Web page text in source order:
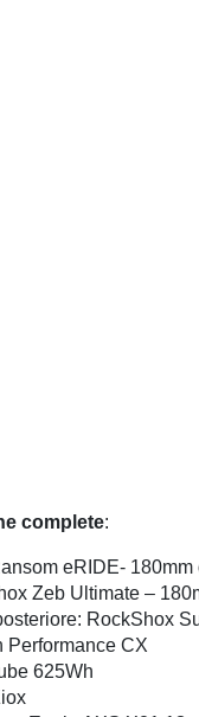
complete:
eRIDE- 180mm
Zeb Ultimate –
RockShox
Performance CX
625Wh